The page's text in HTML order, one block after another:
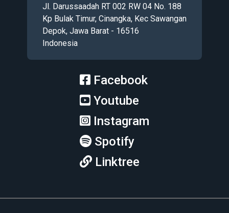
Jl. Darussaadah RT 002 RW 04 No. 188
Kp Bulak Timur, Cinangka, Kec Sawangan
Depok, Jawa Barat - 16516
Indonesia
Facebook
Youtube
Instagram
Spotify
Linktree